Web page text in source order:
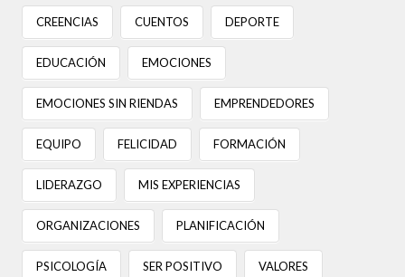
CREENCIAS CUENTOS DEPORTE
EDUCACIÓN EMOCIONES
EMOCIONES SIN RIENDAS EMPRENDEDORES
EQUIPO FELICIDAD FORMACIÓN
LIDERAZGO MIS EXPERIENCIAS
ORGANIZACIONES PLANIFICACIÓN
PSICOLOGÍA SER POSITIVO VALORES